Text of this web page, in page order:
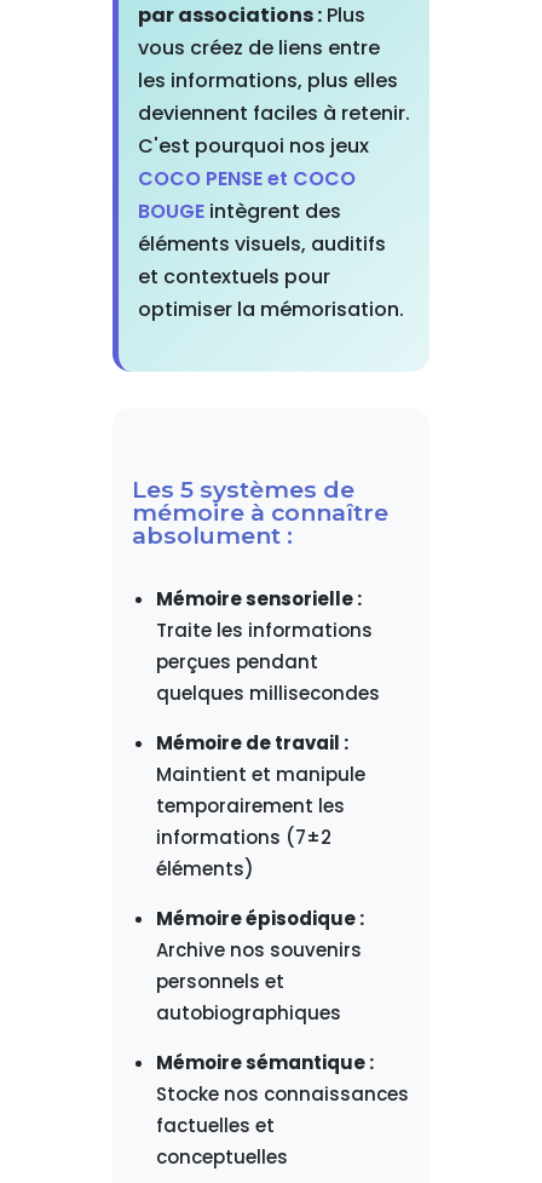
par associations :Plus
vous créez de liens entre
les informations, plus elles
deviennent faciles à retenir.
C'est pourquoi nos jeux
COCO PENSE et COCO
BOUGEintègrent des
éléments visuels, auditifs
et contextuels pour
optimiser la mémorisation.
Les 5 systèmes de
mémoire à connaître
absolument :
Mémoire sensorielle :
Traite les informations
perçues pendant
quelques millisecondes
Mémoire de travail :
Maintient et manipule
temporairement les
informations (7±2
éléments)
Mémoire épisodique :
Archive nos souvenirs
personnels et
autobiographiques
Mémoire sémantique :
Stocke nos connaissances
factuelles et
conceptuelles